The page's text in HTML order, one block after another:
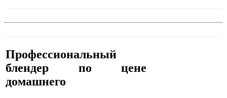
Профессиональный
блендер по цене
домашнего